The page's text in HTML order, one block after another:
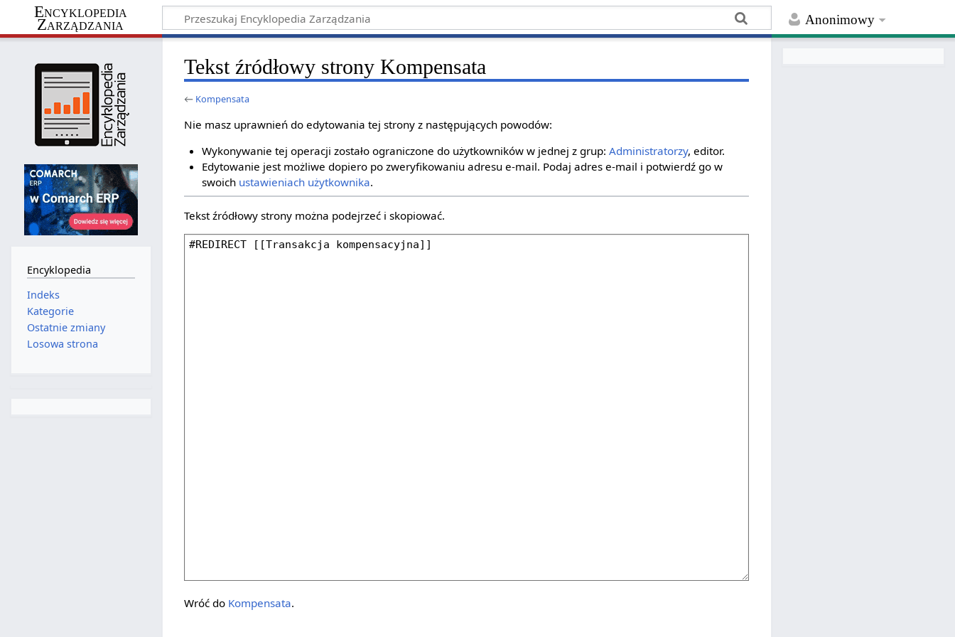
Anonimowy
Encyklopedia
Zarządzania
Tekst źródłowy strony Kompensata
← Kompensata
Nie masz uprawnień do edytowania tej strony z następujących powodów:
Wykonywanie tej operacji zostało ograniczone do użytkowników w jednej z grup: Administratorzy, editor.
Edytowanie jest możliwe dopiero po zweryfikowaniu adresu e‐mail. Podaj adres e‐mail i potwierdź go w
swoich ustawieniach użytkownika.
Tekst źródłowy strony można podejrzeć i skopiować.
Wróć do Kompensata.
Encyklopedia
Indeks
Kategorie
Ostatnie zmiany
Losowa strona